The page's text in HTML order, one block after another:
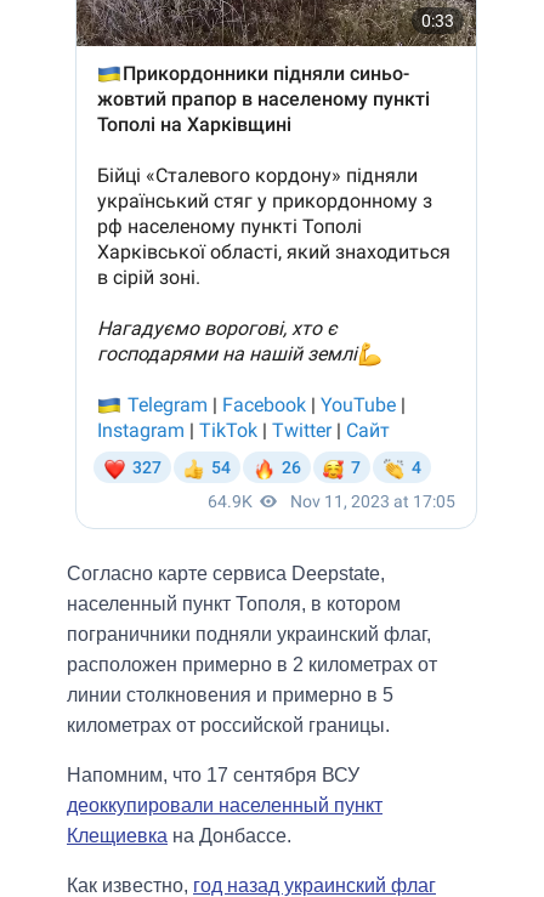
Согласно карте сервиса Deepstate,
населенный пункт Тополя, в котором
пограничники подняли украинский флаг,
расположен примерно в 2 километрах от
линии столкновения и примерно в 5
километрах от российской границы.
Напомним, что 17 сентября ВСУ
деоккупировали населенный пункт
Клещиевка на Донбассе.
Как известно, год назад украинский флаг